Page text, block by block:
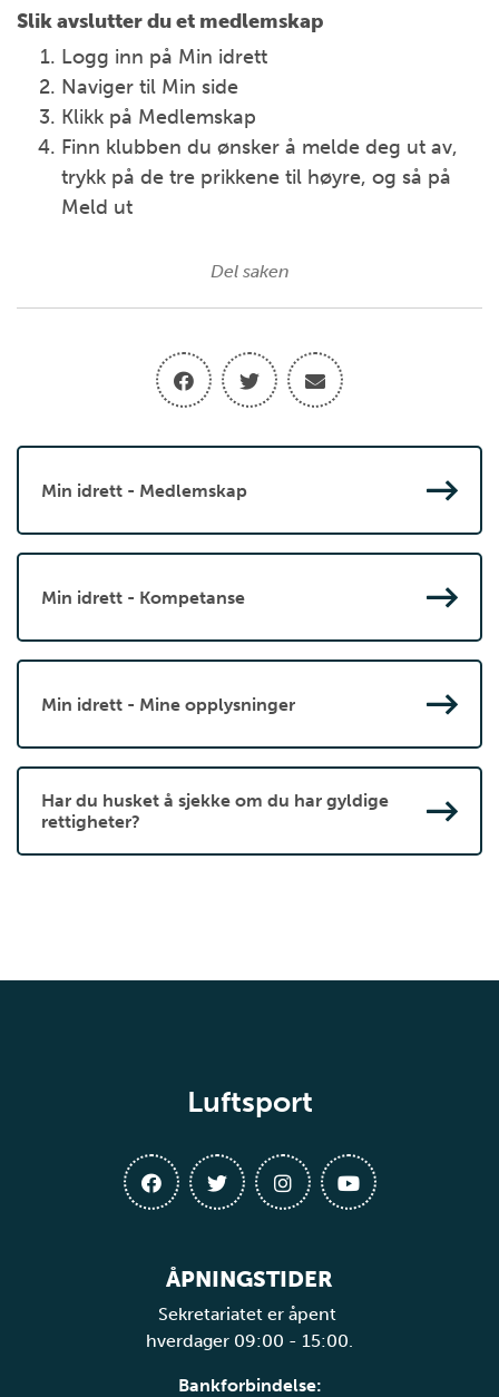
Slik avslutter du et medlemskap
Logg inn på Min idrett
Naviger til Min side
Klikk på Medlemskap
Finn klubben du ønsker å melde deg ut av,
trykk på de tre prikkene til høyre, og så på
Meld ut
Del saken
Min idrett - Medlemskap
Min idrett - Kompetanse
Min idrett - Mine opplysninger
Har du husket å sjekke om du har gyldige
rettigheter?
Luftsport
ÅPNINGSTIDER
Sekretariatet er åpent
hverdager 09:00 - 15:00.
Bankforbindelse: